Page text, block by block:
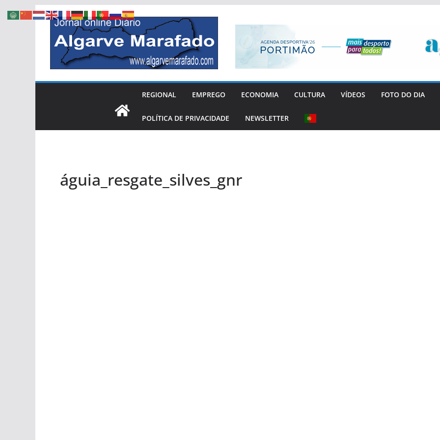
Skip
content
REGIONAL EMPREGO ECONOMIA CULTURA VÍDEOS FOTO DO DIA
POLÍTICA DE PRIVACIDADE NEWSLETTER
águia_resgate_silves_gnr